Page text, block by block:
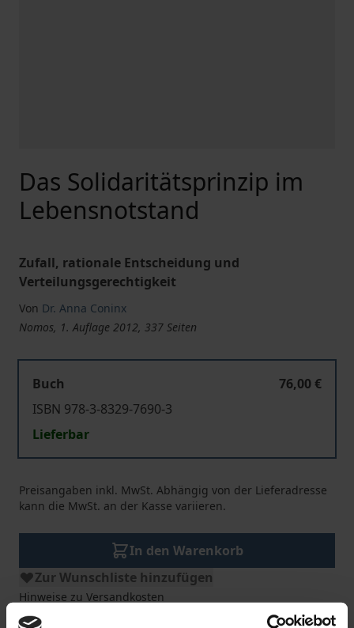
Das Solidaritätsprinzip im
Lebensnotstand
Zufall, rationale Entscheidung und
Verteilungsgerechtigkeit
Von Dr. Anna Coninx
Nomos, 1. Auflage 2012, 337 Seiten
Buch
76,00 €
ISBN 978-3-8329-7690-3
Lieferbar
Preisangaben inkl. MwSt. Abhängig von der Lieferadresse
kann die MwSt. an der Kasse variieren.
In den Warenkorb
Zur Wunschliste hinzufügen
Hinweise zu Versandkosten